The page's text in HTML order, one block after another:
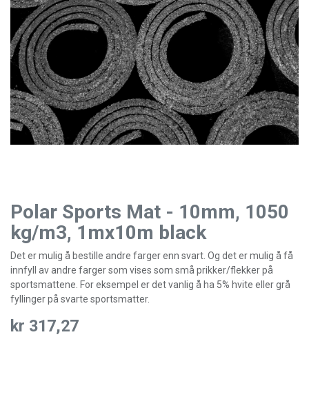
Polar Sports Mat - 10mm, 1050
kg/m3, 1mx10m black
Det er mulig å bestille andre farger enn svart. Og det er mulig å få
innfyll av andre farger som vises som små prikker/flekker på
sportsmattene. For eksempel er det vanlig å ha 5% hvite eller grå
fyllinger på svarte sportsmatter.
kr 317,27